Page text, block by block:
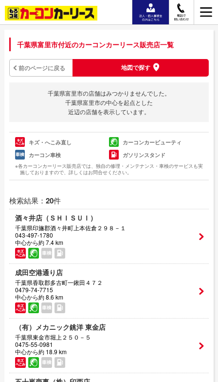
千葉県富里市付近のカーコンカーリース販売店一覧
前のページに戻る 地図で探す
千葉県富里市の店舗はみつかりませんでした。
千葉県富里市の中心を起点とした
近辺の店舗を表示しています。
キズ・へこみ直し
カーコンカービューティ
カーコン車検
ガソリンスタンド
※各カーコンカーリース販売店では、独自の修理・メンテナンス・車検のサービスも実
施しておりますので、詳しくはお問合せください。
検索結果： 20件
酒々井店（ＳＨＩＳＵＩ）
千葉県印旛郡酒々井町上本佐倉２９８－１
043-497-1780
中心から約 7.4 km
成田空港通り店
千葉県香取郡多古町一鍬田４７２
0479-74-7715
中心から約 8.6 km
（有）メカニック銚洋 東金店
千葉県東金市堀上２５０－５
0475-55-0981
中心から約 18.9 km